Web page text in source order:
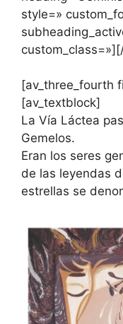
style=»
[av_three_fourth
[av_textblock]
La Vía Láctea
Gemelos.
Eran los seres
de las leyendas
estrellas se